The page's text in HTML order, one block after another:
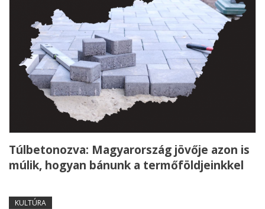
Túlbetonozva: Magyarország jövője azon is
múlik, hogyan bánunk a termőföldjeinkkel
KULTÚRA